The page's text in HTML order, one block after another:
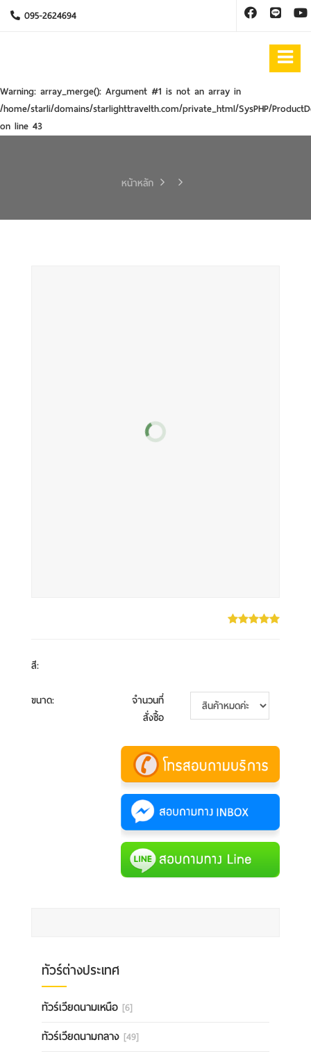
095-2624694
Warning: array_merge(): Argument #1 is not an array in
/home/starli/domains/starlighttravelth.com/private_html/SysPHP/
on line 43
หน้าหลัก
สี:
ขนาด:
จำนวนที่
สั่งซื้อ
ทัวร์ต่างประเทศ
ทัวร์เวียดนามเหนือ [6]
ทัวร์เวียดนามกลาง [49]